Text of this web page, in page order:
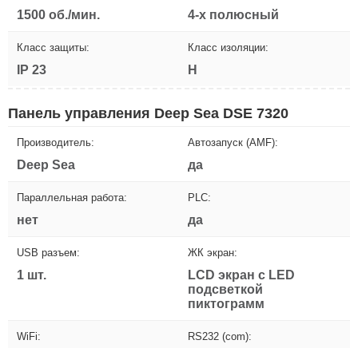
1500 об./мин. 4-х полюсный
Класс защиты:
IP 23
Класс изоляции:
H
Панель управления Deep Sea DSE 7320
Производитель:
Deep Sea
Автозапуск (AMF):
да
Параллельная работа:
нет
PLC:
да
USB разъем:
1 шт.
ЖК экран:
LCD экран с LED
подсветкой
пиктограмм
WiFi: RS232 (com):